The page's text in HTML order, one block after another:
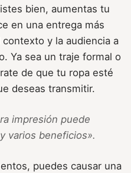
bien, aumentas tu
en una entrega más
y la audiencia a
Ya sea un traje formal o
de que tu ropa esté
deseas transmitir.
impresión puede
varios beneficios».
puedes causar una